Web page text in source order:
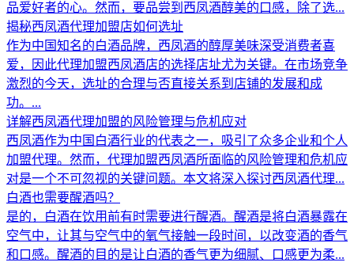
品爱好者的心。然而，要品尝到西凤酒醇美的口感，除了选...
揭秘西凤酒代理加盟店如何选址
作为中国知名的白酒品牌，西凤酒的醇厚美味深受消费者喜
爱，因此代理加盟西凤酒店的选择店址尤为关键。在市场竞争
激烈的今天，选址的合理与否直接关系到店铺的发展和成
功。...
详解西凤酒代理加盟的风险管理与危机应对
西凤酒作为中国白酒行业的代表之一，吸引了众多企业和个人
加盟代理。然而，代理加盟西凤酒所面临的风险管理和危机应
对是一个不可忽视的关键问题。本文将深入探讨西凤酒代理...
白酒也需要醒酒吗？
是的，白酒在饮用前有时需要进行醒酒。醒酒是将白酒暴露在
空气中，让其与空气中的氧气接触一段时间，以改变酒的香气
和口感。醒酒的目的是让白酒的香气更为细腻、口感更为柔...